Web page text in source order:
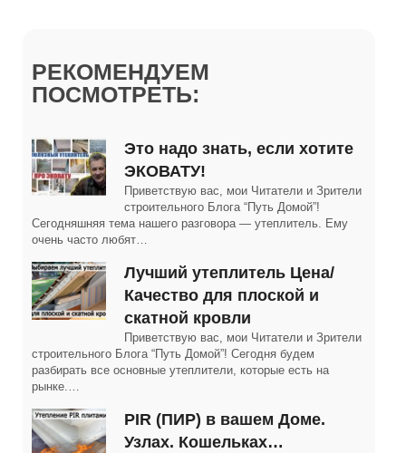
РЕКОМЕНДУЕМ
ПОСМОТРЕТЬ:
Это надо знать, если хотите
ЭКОВАТУ!
Приветствую вас, мои Читатели и Зрители
строительного Блога “Путь Домой”!
Сегодняшняя тема нашего разговора — утеплитель. Ему
очень часто любят…
Лучший утеплитель Цена/
Качество для плоской и
скатной кровли
Приветствую вас, мои Читатели и Зрители
строительного Блога “Путь Домой”! Сегодня будем
разбирать все основные утеплители, которые есть на
рынке.…
PIR (ПИР) в вашем Доме.
Узлах. Кошельках…